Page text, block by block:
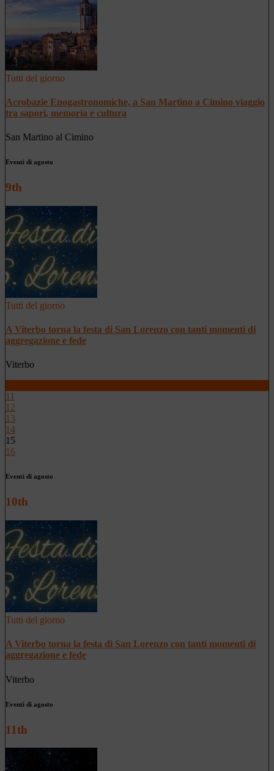
Tutti del giorno
Acrobazie Enogastronomiche, a San Martino a Cimino viaggio
tra sapori, memoria e cultura
San Martino al Cimino
Eventi di agosto
9th
Tutti del giorno
A Viterbo torna la festa di San Lorenzo con tanti momenti di
aggregazione e fede
Viterbo
11
12
13
14
15
16
Eventi di agosto
10th
Tutti del giorno
A Viterbo torna la festa di San Lorenzo con tanti momenti di
aggregazione e fede
Viterbo
Eventi di agosto
11th